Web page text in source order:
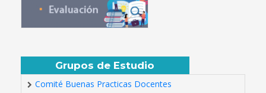
Grupos de Estudio
Comité Buenas Practicas Docentes